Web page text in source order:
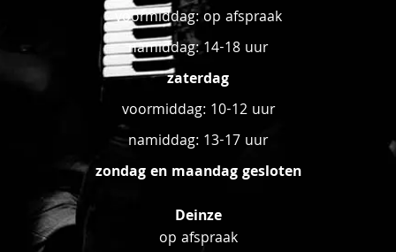
voormiddag: op afspraak
namiddag: 14-18 uur
zaterdag
voormiddag: 10-12 uur
namiddag: 13-17 uur
zondag en maandag gesloten
Deinze
op afspraak